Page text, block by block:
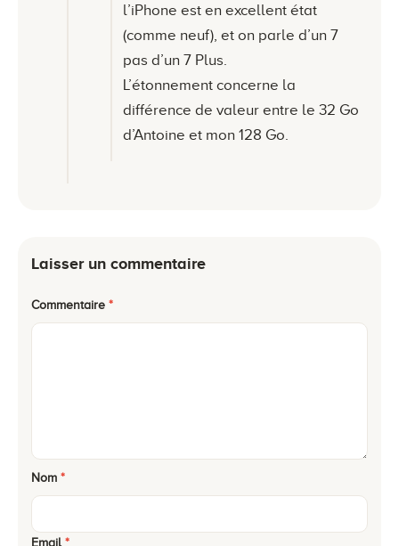
l’iPhone est en excellent état
(comme neuf), et on parle d’un 7
pas d’un 7 Plus.
L’étonnement concerne la
différence de valeur entre le 32 Go
d’Antoine et mon 128 Go.
Laisser un commentaire
Commentaire *
Nom *
Email *